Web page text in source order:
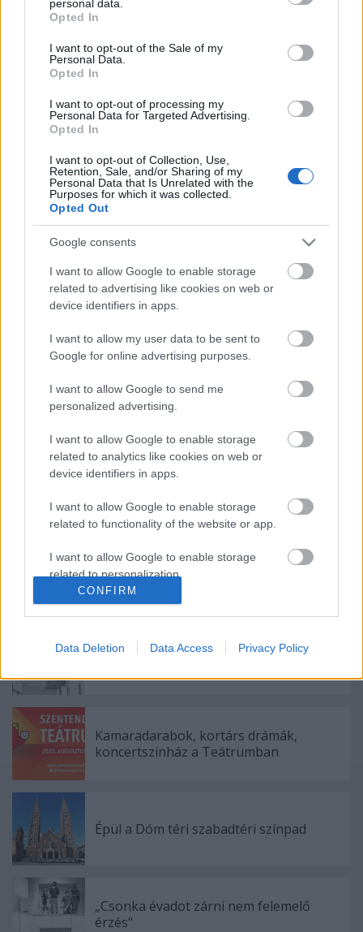
grant or deny consent to Google and its third-party tags to
use your data for below specified purposes in below Google
consent section.
personal data.
Opted In
I want to opt-out of the Sale of my
Personal Data.
Opted In
I want to opt-out of processing my
Personal Data for Targeted Advertising.
Opted In
I want to opt-out of Collection, Use,
Retention, Sale, and/or Sharing of my
Personal Data that Is Unrelated with the
Purposes for which it was collected.
Opted Out
Google consents
I want to allow Google to enable storage
related to advertising like cookies on web or
device identifiers in apps.
I want to allow my user data to be sent to
Google for online advertising purposes.
I want to allow Google to send me
personalized advertising.
I want to allow Google to enable storage
related to analytics like cookies on web or
device identifiers in apps.
I want to allow Google to enable storage
related to functionality of the website or app.
I want to allow Google to enable storage
related to personalization.
I want to allow Google to enable storage
functionality and fraud prevention, and other
CONFIRM
Data Deletion Data Access Privacy Policy
köznép ülései 45 euróba kerülnek. A római lakosok
A rockopera költségeit nem hozták nyilvánosságra. A
bevétel három százalékát Nero császár egykori
Aranypalotájának (Domus Aurea) restaurálására
ajánlják fel.
Tomaso Montanariolasz művészettörténész a
Corriere della Sera napilapban elítélte az ókori
régészeti helyszínek ilyesfajta tönkretételét.
Hangsúlyozta, hiába nagy a bevétel és hiába segítik
ezzel a műemlékek karbantartását, Róma városának
nem szabad áruba bocsátani kulturális örökségét.
Hozzátette, hogy a rockopera hangereje okozta
rezgések miatt nagyobb lesz a kár, mint a haszon.
A közeli Circus Maximus mezején nyáron David
Gilmour, a Pink Floyd együttes gitárosa és Bruce
Springsteen amerikai rockénekes lépett fel,
koncertenként százezres közönség előtt.
Ajánlott bejegyzések:
Meghalt Böröndi Tamás
Kamaradarabok, kortárs drámák,
koncertszínház a Teátrumban
Épül a Dóm téri szabadtéri színpad
„Csonka évadot zárni nem felemelő
érzés"